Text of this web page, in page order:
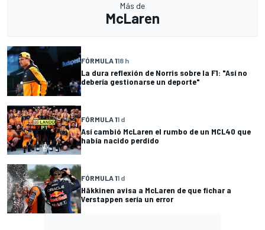
Más de
McLaren
FÓRMULA 118 h
La dura reflexión de Norris sobre la F1: "Así no
debería gestionarse un deporte"
FÓRMULA 11 d
Así cambió McLaren el rumbo de un MCL40 que
había nacido perdido
FÓRMULA 11 d
Häkkinen avisa a McLaren de que fichar a
Verstappen sería un error